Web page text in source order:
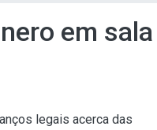
em
legais acerca das